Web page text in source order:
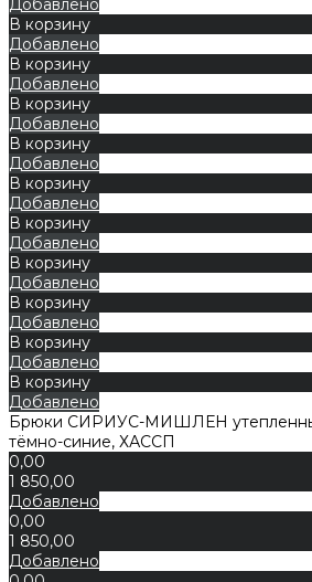
В корзину
Добавлено
В корзину
Добавлено
В корзину
Добавлено
В корзину
Добавлено
В корзину
Добавлено
В корзину
Добавлено
В корзину
Добавлено
В корзину
Добавлено
В корзину
Добавлено
В корзину
Добавлено
Брюки СИРИУС-МИШЛЕН
тёмно-синие, ХАССП
0,00
1 850,00
Добавлено
0,00
1 850,00
Добавлено